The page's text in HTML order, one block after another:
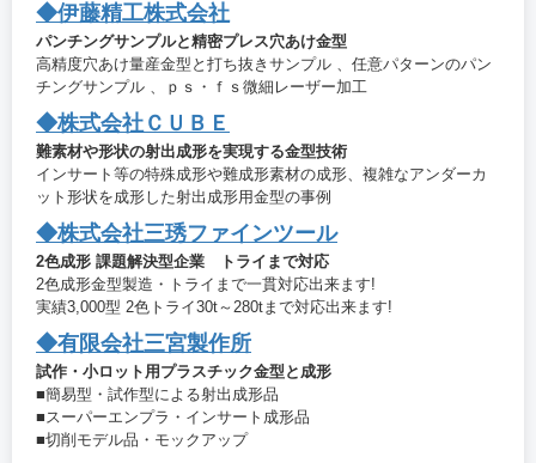
◆伊藤精工株式会社
パンチングサンプルと精密プレス穴あけ金型
高精度穴あけ量産金型と打ち抜きサンプル 、任意パターンのパン
チングサンプル 、ｐｓ・ｆｓ微細レーザー加工
◆株式会社ＣＵＢＥ
難素材や形状の射出成形を実現する金型技術
インサート等の特殊成形や難成形素材の成形、複雑なアンダーカ
ット形状を成形した射出成形用金型の事例
◆株式会社三琇ファインツール
2色成形 課題解決型企業 トライまで対応
2色成形金型製造・トライまで一貫対応出来ます!
実績3,000型 2色トライ30t～280tまで対応出来ます!
◆有限会社三宮製作所
試作・小ロット用プラスチック金型と成形
■簡易型・試作型による射出成形品
■スーパーエンプラ・インサート成形品
■切削モデル品・モックアップ